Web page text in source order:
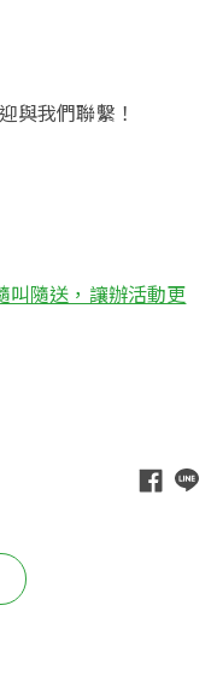
與我們聯繫！
叫隨送，讓辦活動更